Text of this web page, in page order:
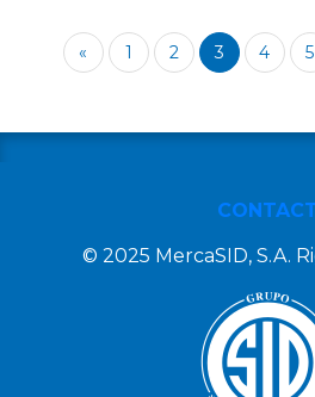
« 1 2 3 4 5
© 2025 MercaSID, S.A.